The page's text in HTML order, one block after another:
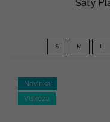
Šaty
S M L
Novinka
Viskóza